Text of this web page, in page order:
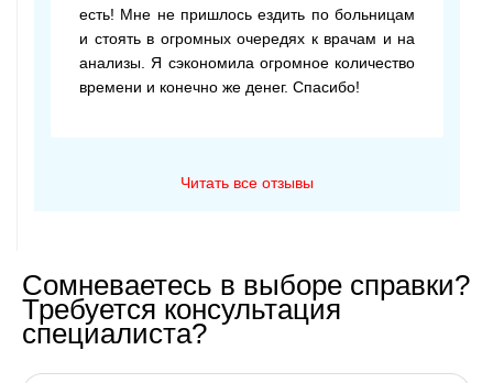
есть! Мне не пришлось ездить по больницам
и стоять в огромных очередях к врачам и на
анализы. Я сэкономила огромное количество
времени и конечно же денег. Спасибо!
Читать все отзывы
Сомневаетесь в выборе справки?
Требуется консультация
специалиста?